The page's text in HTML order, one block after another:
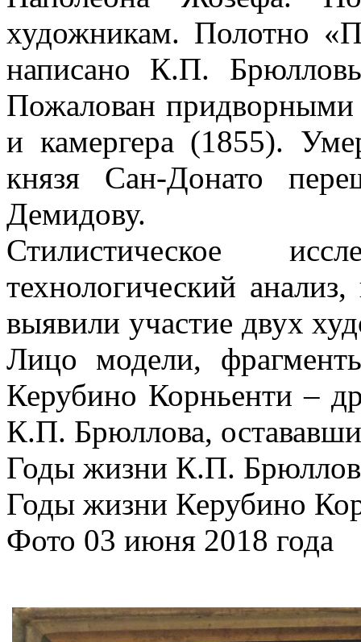
художникам. Полотно
написано К.П.
Пожалован
и камергера (1855).
князя Сан-Донато
Демидову.
Стилистическое
технологический
выявили участие двух
Лицо модели,
Керубино Корньенти –
К.П. Брюллова,
Годы жизни К.П.
Годы жизни Керубино
Фото 03 июня 2018 года